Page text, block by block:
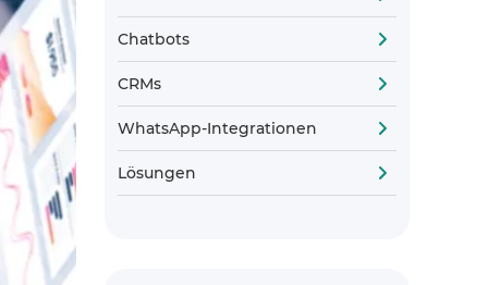
Chatbots
CRMs
WhatsApp-Integrationen
Lösungen